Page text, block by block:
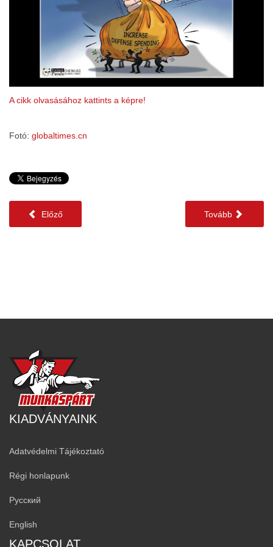
A cikk olvasásához kattints a képre!
Fotó: globaltimes.cn
Előző Tovább
KIADVÁNYAINK
Adatvédelmi Tájékoztató
Régi honlapunk
Русский
English
KAPCSOLAT